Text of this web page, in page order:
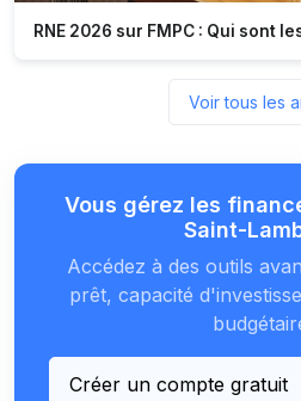
RNE 2026 sur FMPC : Qui sont
Voir tous les
Vous gérez les
Saint-
Accédez à des outils
prêt, capacité
Créer un compte gratuit